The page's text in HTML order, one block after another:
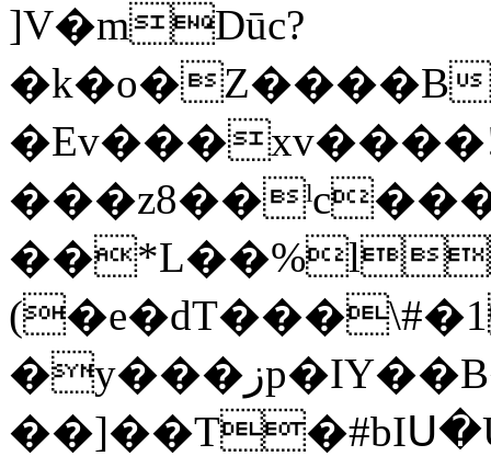
]V�mDūc?
�k�o�Z����B
�y���زp�IY��B��w�i���}